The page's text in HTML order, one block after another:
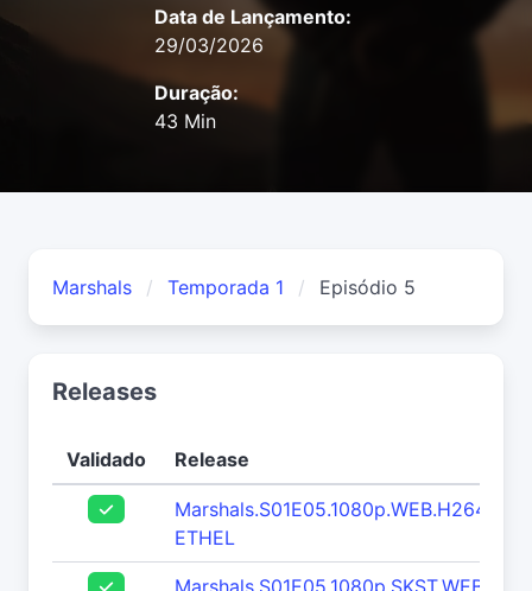
Data de Lançamento:
29/03/2026
Duração:
43 Min
Marshals Temporada 1 Episódio 5
Releases
Validado Release
Marshals.S01E05.1080p.WEB.H264-
ETHEL